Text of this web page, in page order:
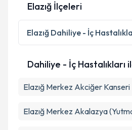
Elazığ İlçeleri
Elazığ Dahiliye - İç
Dahiliye - İç Hastalıkları
Elazığ Merkez Akciğer Kanseri
Elazığ Merkez Akalazya